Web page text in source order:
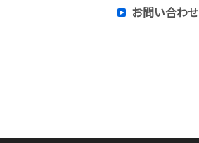
お問い合わせ